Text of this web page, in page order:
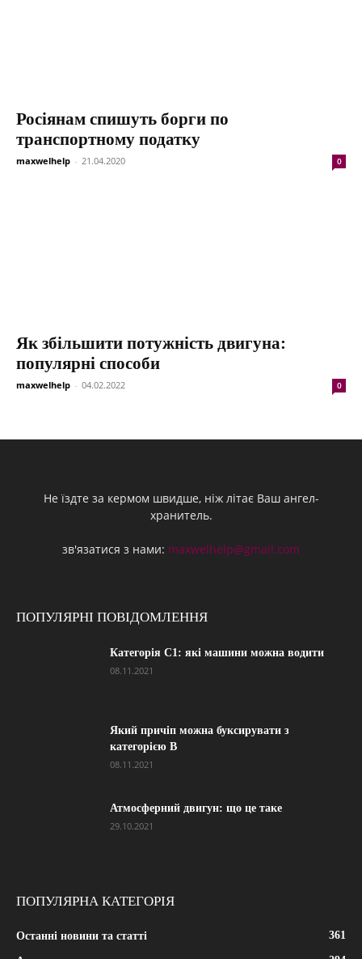
Росіянам спишуть борги по
транспортному податку
maxwelhelp - 21.04.2020 0
Як збільшити потужність двигуна:
популярні способи
maxwelhelp - 04.02.2022 0
Не їздте за кермом швидше, ніж літає Ваш ангел-
хранитель.
зв'язатися з нами: maxwelhelp@gmail.com
ПОПУЛЯРНІ ПОВІДОМЛЕННЯ
Категорія С1: які машини можна водити
08.11.2021
Який причіп можна буксирувати з
категорією В
08.11.2021
Атмосферний двигун: що це таке
29.10.2021
ПОПУЛЯРНА КАТЕГОРІЯ
Останні новини та статті 361